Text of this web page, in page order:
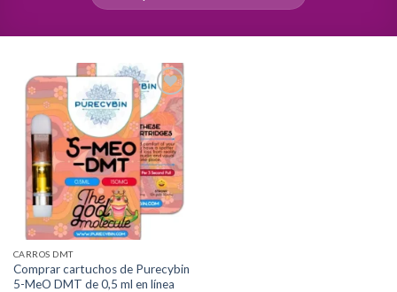
Add to
wishlist
CARROS DMT
Comprar cartuchos de Purecybin
5-MeO DMT de 0,5 ml en línea